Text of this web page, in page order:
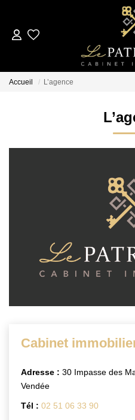
NOS
Accueil L’agence
Cabinet
Adresse : 30 Impasse des
Vendée
Tél : 02 51 06 33 90